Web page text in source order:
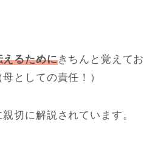
えるためにきちんと覚えてお
としての責任！）
切に解説されています。